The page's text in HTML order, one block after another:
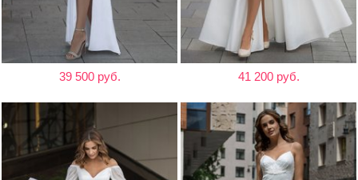
39 500 руб. 41 200 руб.